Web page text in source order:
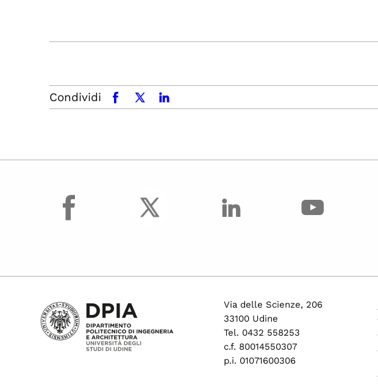
Condividi facebookx.comlinkedin
facebook
Via delle Scienze, 206
33100 Udine
Tel. 0432 558253
c.f. 80014550307
p.i. 01071600306